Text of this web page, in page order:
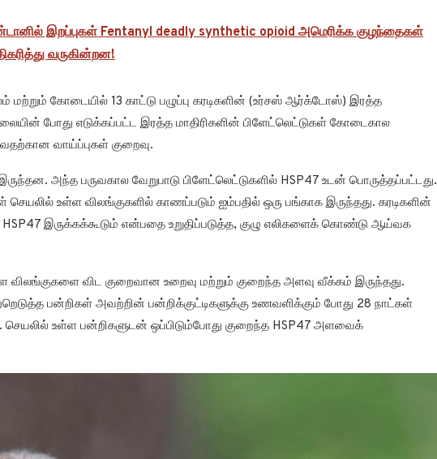
இறப்புகள் Fentanyl deadly synthetic opioid அமெரிக்க குழந்தைகள்
வருகின்றன!
மற்றும் கோடையில் 13 காட்டு பழுப்பு கரடிகளின் (உர்சஸ் ஆர்க்டோஸ்) இரத்த
போது எடுக்கப்பட்ட இரத்த மாதிரிகளின் பிளேட்லெட்டுகள் கோடைகால
வாய்ப்புகள் குறைவு.
அந்த பருவகால வேறுபாடு பிளேட்லெட்டுகளில் HSP47 உடன் பொருத்தப்பட்டது.
செயலில் உள்ள விலங்குகளில் காணப்படும் ஐம்பதில் ஒரு பங்காக இருந்தது. கரடிகளின்
இருக்கக்கூடும் என்பதை உறுதிப்படுத்த, குழு எலிகளைக் கொண்டு ஆய்வக
விலங்குகளை விட குறைவான உறைவு மற்றும் குறைந்த அளவு வீக்கம் இருந்தது.
பன்றிகள் அவற்றின் பன்றிக்குட்டிகளுக்கு உணவளிக்கும் போது 28 நாட்கள்
உள்ள பன்றிகளுடன் ஒப்பிடும்போது குறைந்த HSP47 அளவைக்